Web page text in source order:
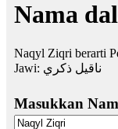
Nama
Naqyl Ziqri berarti
Jawi: ناقيل ذكري
Masukkan